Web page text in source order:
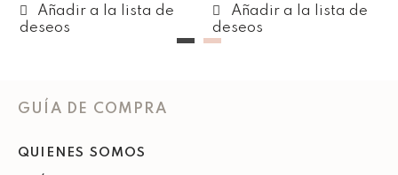
GUÍA DE COMPRA
QUIENES SOMOS